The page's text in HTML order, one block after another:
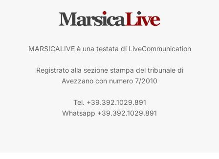
MARSICALIVE è una testata di LiveCommunication
Registrato alla sezione stampa del tribunale di
Avezzano con numero 7/2010
Tel. +39.392.1029.891
Whatsapp +39.392.1029.891